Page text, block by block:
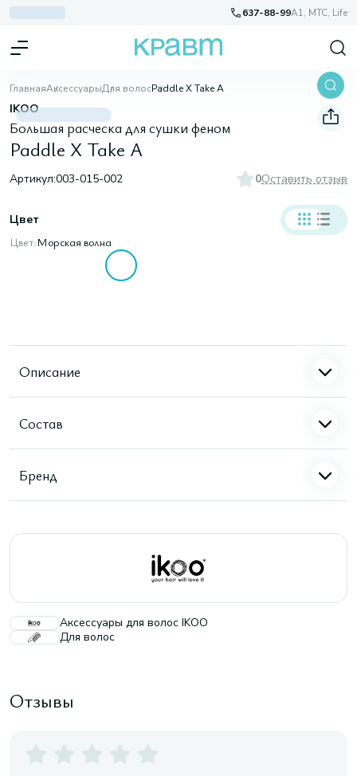
637-88-99A1, МТС, Life
ГлавнаяАксессуарыДля волосPaddle X Take A
IKOO
Большая расческа для сушки феном
Paddle X Take A
Артикул:003-015-002 0Оставить отзыв
Цвет
Цвет:Морская волна
Описание
Состав
Бренд
Аксессуары для волос IKOO
Для волос
Отзывы